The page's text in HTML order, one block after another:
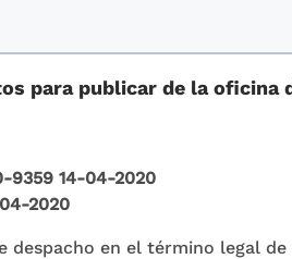
para publicar de la oficina
9359 14-04-2020
2020
despacho en el término legal